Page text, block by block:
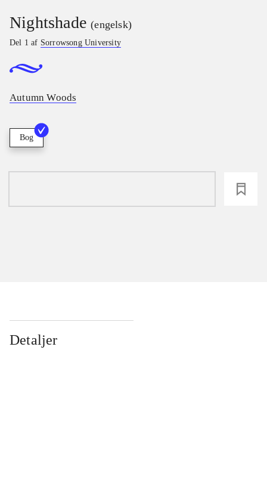
Nightshade (engelsk)
Del 1 af Sorrowsong University
Autumn Woods
Bog
Detaljer